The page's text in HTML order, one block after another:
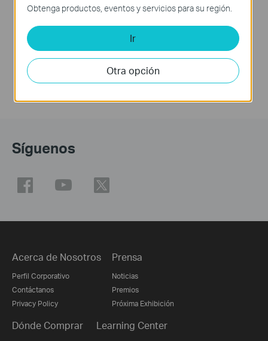
Link 4G WiFi Router
Síguenos
Acerca de Nosotros
Perfil Corporativo
Contáctanos
Privacy Policy
Prensa
Noticias
Premios
Próxima Exhibición
Dónde Comprar Learning Center
Obtenga productos, eventos y servicios para su región.
Ir
Otra opción